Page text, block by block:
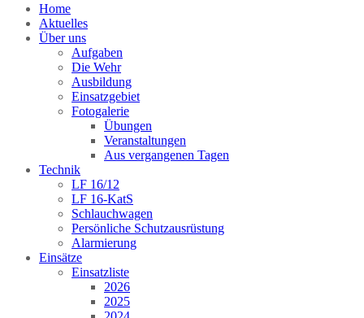
Home
Aktuelles
Über uns
Aufgaben
Die Wehr
Ausbildung
Einsatzgebiet
Fotogalerie
Übungen
Veranstaltungen
Aus vergangenen Tagen
Technik
LF 16/12
LF 16-KatS
Schlauchwagen
Persönliche Schutzausrüstung
Alarmierung
Einsätze
Einsatzliste
2026
2025